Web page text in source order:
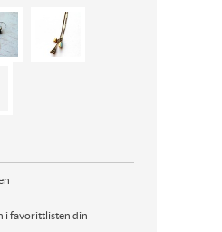
i favorittlisten din